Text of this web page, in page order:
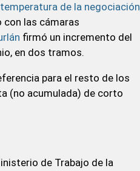
de la negociación
con las cámaras
firmó un incremento del
en dos tramos.
para el resto de los
(no acumulada) de corto
de Trabajo de la